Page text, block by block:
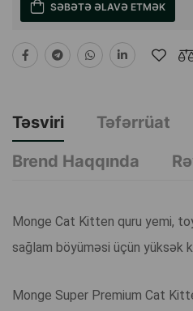
SƏBƏTƏ ƏLAVƏ ETMƏK
Təsviri
Təfərrüat
Brend Haqqında
Monge Cat Kitten quru yemi,
sağlam böyüməsi üçün yüksək
Monge Super Premium Cat